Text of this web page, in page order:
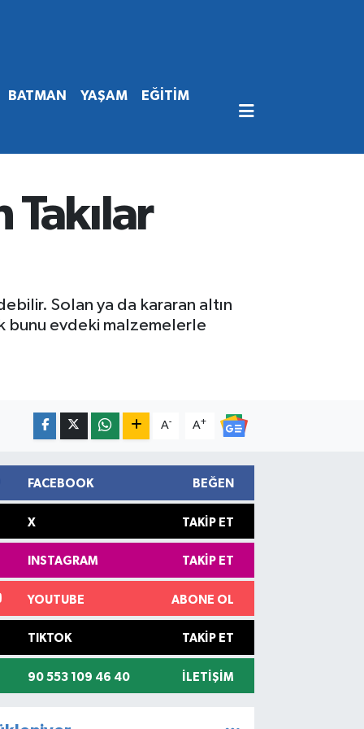
BATMAN YAŞAM EĞİTİM
Solan ya da kararan altın
bunu evdeki malzemelerle
A- A+
FACEBOOK BEĞEN
X TAKIP ET
INSTAGRAM TAKIP ET
YOUTUBE ABONE OL
TIKTOK TAKIP ET
90 553 109 46 40 İLETIŞIM